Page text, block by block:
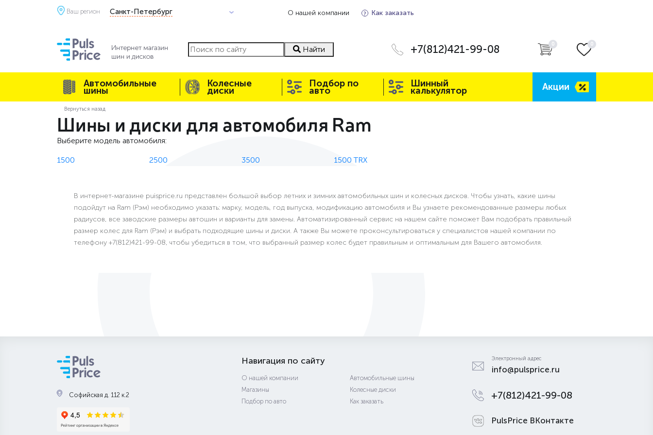
Ваш регион Санкт-Петербург О нашей компании Как заказать
Найти +7(812)421-99-08 0 0
Автомобильные
шины
Колесные
диски
Подбор по
авто
Шинный
калькулятор Акции
Вернуться назад
Шины и диски для автомобиля Ram
Выберите модель автомобиля:
1500 2500 3500 1500 TRX
В интернет-магазине puisprice.ru представлен большой выбор летних и зимних автомобильных шин и колесных дисков. Чтобы узнать, какие шины
подойдут на Ram (Рэм) необходимо указать: марку, модель, год выпуска, модификацию автомобиля и Вы узнаете рекомендованные размеры любых
радиусов, все заводские размеры автошин и варианты для замены. Автоматизированный сервис на нашем сайте поможет Вам подобрать правильный
размер колес для Ram (Рэм) и выбрать подходящие шины и диски. А также Вы можете проконсультироваться у специалистов нашей компании по
телефону +7(812)421-99-08, чтобы убедиться в том, что выбранный размер колес будет правильным и оптимальным для Вашего автомобиля.
Софийская д. 112 к.2
Навигация по сайту
О нашей компании
Автомобильные шины
Магазины
Колесные диски
Подбор по авто
Как заказать
Электронный адрес
info@pulsprice.ru
+7(812)421-99-08
PulsPrice ВКонтакте